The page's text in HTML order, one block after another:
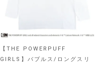
【THE POWERPUFF
GIRLS】バブルス/ロングスリ